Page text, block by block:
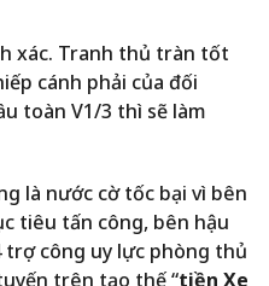
xác. Tranh thủ tràn tốt
cánh phải của đối
toàn V1/3 thì sẽ làm
là nước cờ tốc bại vì bên
tiêu tấn công, bên hậu
trợ công uy lực phòng thủ
trên tạo thế “tiền Xe